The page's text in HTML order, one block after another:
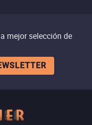
mejor selección de